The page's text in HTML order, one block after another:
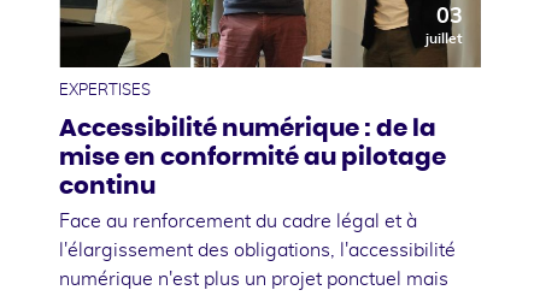
03
juillet
EXPERTISES
Accessibilité numérique : de la
mise en conformité au pilotage
continu
Face au renforcement du cadre légal et à
l'élargissement des obligations, l'accessibilité
numérique n'est plus un projet ponctuel mais